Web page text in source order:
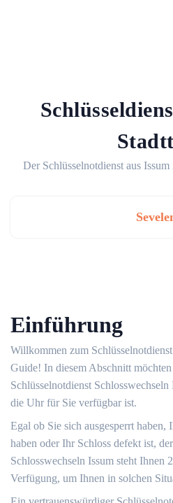
Der Schlüsselnotdienst aus
Einführung
Willkommen zum
Guide!​ In diesem Abschnitt
Schlüsselnotdienst
die Uhr für Sie verfügbar ist.​
Egal ob Sie sich ausgesperrt haben,
haben oder Ihr Schloss defekt ist,
Schlosswechseln Issum steht Ihnen
Verfügung, um Ihnen in solchen